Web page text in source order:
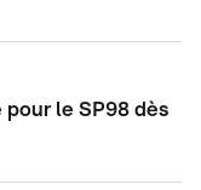
pour le SP98 dès